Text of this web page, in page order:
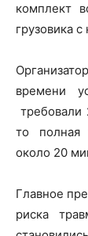
комплект
грузовика
времени
то полная
около 20
Главное
риска